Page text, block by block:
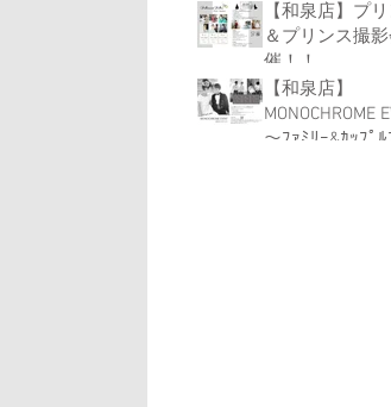
【和泉店】プ
＆プリンス撮
催！！
【和泉店】
MONOCHROME
～ﾌｧﾐﾘｰ&ｶｯﾌﾟ